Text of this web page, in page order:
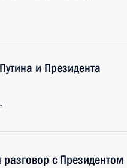
и Президента
с Президентом